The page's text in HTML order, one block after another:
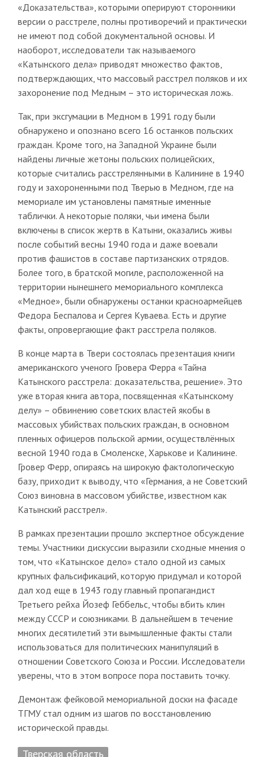
«Доказательства», которыми оперируют сторонники
версии о расстреле, полны противоречий и практически
не имеют под собой документальной основы. И
наоборот, исследователи так называемого
«Катынского дела» приводят множество фактов,
подтверждающих, что массовый расстрел поляков и их
захоронение под Медным – это историческая ложь.
Так, при эксгумации в Медном в 1991 году были
обнаружено и опознано всего 16 останков польских
граждан. Кроме того, на Западной Украине были
найдены личные жетоны польских полицейских,
которые считались расстрелянными в Калинине в 1940
году и захороненными под Тверью в Медном, где на
мемориале им установлены памятные именные
таблички. А некоторые поляки, чьи имена были
включены в список жертв в Катыни, оказались живы
после событий весны 1940 года и даже воевали
против фашистов в составе партизанских отрядов.
Более того, в братской могиле, расположенной на
территории нынешнего мемориального комплекса
«Медное», были обнаружены останки красноармейцев
Федора Беспалова и Сергея Куваева. Есть и другие
факты, опровергающие факт расстрела поляков.
В конце марта в Твери состоялась презентация книги
американского ученого Гровера Ферра «Тайна
Катынского расстрела: доказательства, решение». Это
уже вторая книга автора, посвященная «Катынскому
делу» – обвинению советских властей якобы в
массовых убийствах польских граждан, в основном
пленных офицеров польской армии, осуществлённых
весной 1940 года в Смоленске, Харькове и Калинине.
Гровер Ферр, опираясь на широкую фактологическую
базу, приходит к выводу, что «Германия, а не Советский
Союз виновна в массовом убийстве, известном как
Катынский расстрел».
В рамках презентации прошло экспертное обсуждение
темы. Участники дискуссии выразили сходные мнения о
том, что «Катынское дело» стало одной из самых
крупных фальсификаций, которую придумал и которой
дал ход еще в 1943 году главный пропагандист
Третьего рейха Йозеф Геббельс, чтобы вбить клин
между СССР и союзниками. В дальнейшем в течение
многих десятилетий эти вымышленные факты стали
использоваться для политических манипуляций в
отношении Советского Союза и России. Исследователи
уверены, что в этом вопросе пора поставить точку.
Демонтаж фейковой мемориальной доски на фасаде
ТГМУ стал одним из шагов по восстановлению
исторической правды.
Тверская область